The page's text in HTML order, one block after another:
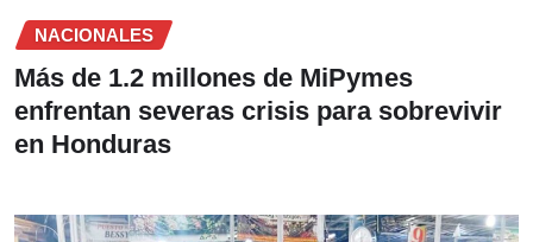
NACIONALES
Más de 1.2 millones de MiPymes
enfrentan severas crisis para sobrevivir
en Honduras